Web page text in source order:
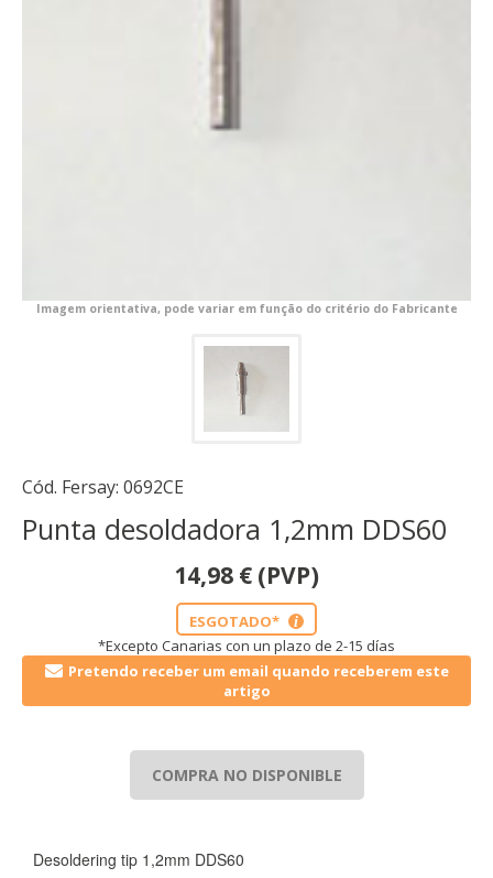
Imagem orientativa, pode variar em função do critério do Fabricante
Cód. Fersay: 0692CE
Punta desoldadora 1,2mm DDS60
14,98 € (PVP)
ESGOTADO* i
*Excepto Canarias con un plazo de 2-15 días
Pretendo receber um email quando receberem este
artigo
COMPRA NO DISPONIBLE
Desoldering tip 1,2mm DDS60
CONFIGURACIÓN DE COOKIES
HABILITAR TODO RECHAZAR TODO
Cookies necesarias